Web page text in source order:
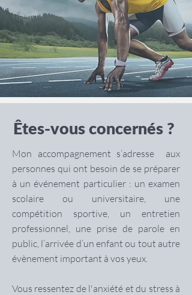
Êtes-vous concernés ?
Mon accompagnement s’adresse aux
personnes qui ont besoin de se préparer
à un événement particulier : un examen
scolaire ou universitaire, une
compétition sportive, un entretien
professionnel, une prise de parole en
public, l’arrivée d’un enfant ou tout autre
évènement important à vos yeux.
Vous ressentez de l'anxiété et du stress à